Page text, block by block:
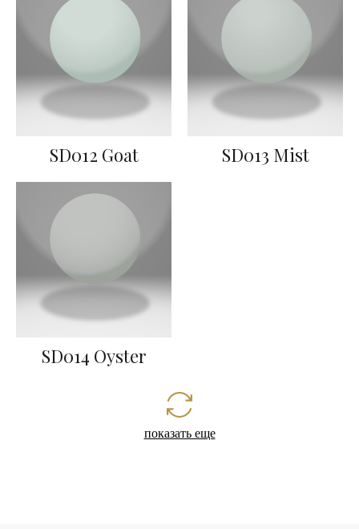
SD012 Goat SD013 Mist
SD014 Oyster
показать еще